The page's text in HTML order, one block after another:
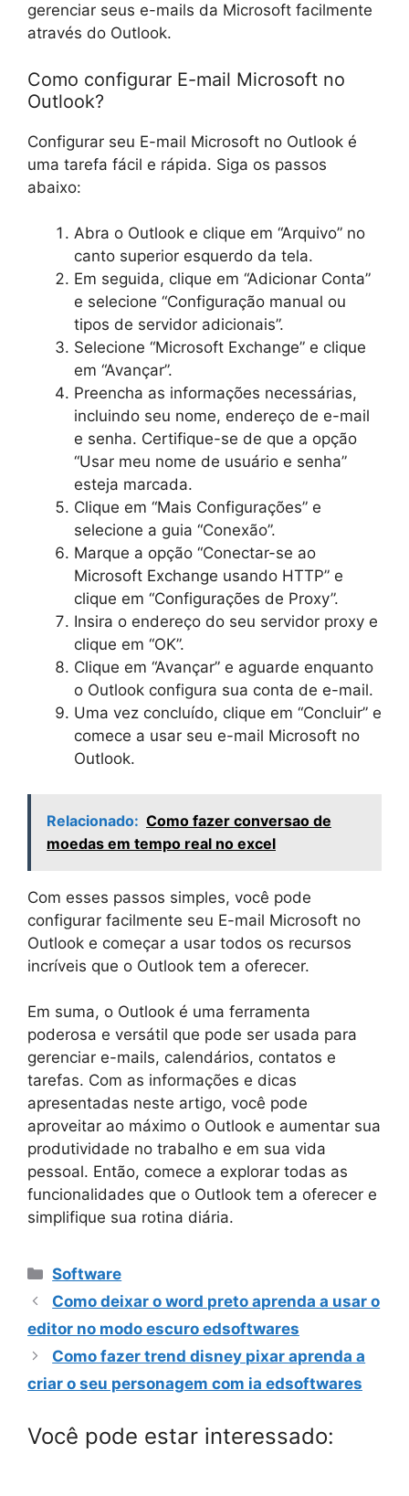
gerenciar seus e-mails da Microsoft facilmente
através do Outlook.
Como configurar E-mail Microsoft no
Outlook?
Configurar seu E-mail Microsoft no Outlook é
uma tarefa fácil e rápida. Siga os passos
abaixo:
Abra o Outlook e clique em “Arquivo” no
canto superior esquerdo da tela.
Em seguida, clique em “Adicionar Conta”
e selecione “Configuração manual ou
tipos de servidor adicionais”.
Selecione “Microsoft Exchange” e clique
em “Avançar”.
Preencha as informações necessárias,
incluindo seu nome, endereço de e-mail
e senha. Certifique-se de que a opção
“Usar meu nome de usuário e senha”
esteja marcada.
Clique em “Mais Configurações” e
selecione a guia “Conexão”.
Marque a opção “Conectar-se ao
Microsoft Exchange usando HTTP” e
clique em “Configurações de Proxy”.
Insira o endereço do seu servidor proxy e
clique em “OK”.
Clique em “Avançar” e aguarde enquanto
o Outlook configura sua conta de e-mail.
Uma vez concluído, clique em “Concluir” e
comece a usar seu e-mail Microsoft no
Outlook.
Relacionado: Como fazer conversao de
moedas em tempo real no excel
Com esses passos simples, você pode
configurar facilmente seu E-mail Microsoft no
Outlook e começar a usar todos os recursos
incríveis que o Outlook tem a oferecer.
Em suma, o Outlook é uma ferramenta
poderosa e versátil que pode ser usada para
gerenciar e-mails, calendários, contatos e
tarefas. Com as informações e dicas
apresentadas neste artigo, você pode
aproveitar ao máximo o Outlook e aumentar sua
produtividade no trabalho e em sua vida
pessoal. Então, comece a explorar todas as
funcionalidades que o Outlook tem a oferecer e
simplifique sua rotina diária.
Categorias
Software
Como deixar o word preto aprenda a usar o
editor no modo escuro edsoftwares
Como fazer trend disney pixar aprenda a
criar o seu personagem com ia edsoftwares
Você pode estar interessado: